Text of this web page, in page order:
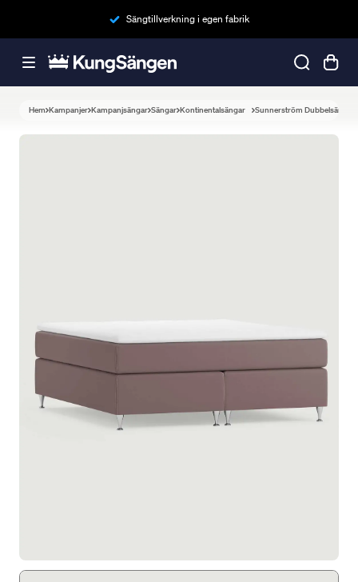
Sängtillverkning i egen fabrik
Hem Kampanjer Kampanjsängar Sängar Kontinentalsängar Sunnerström Dubbelsäng